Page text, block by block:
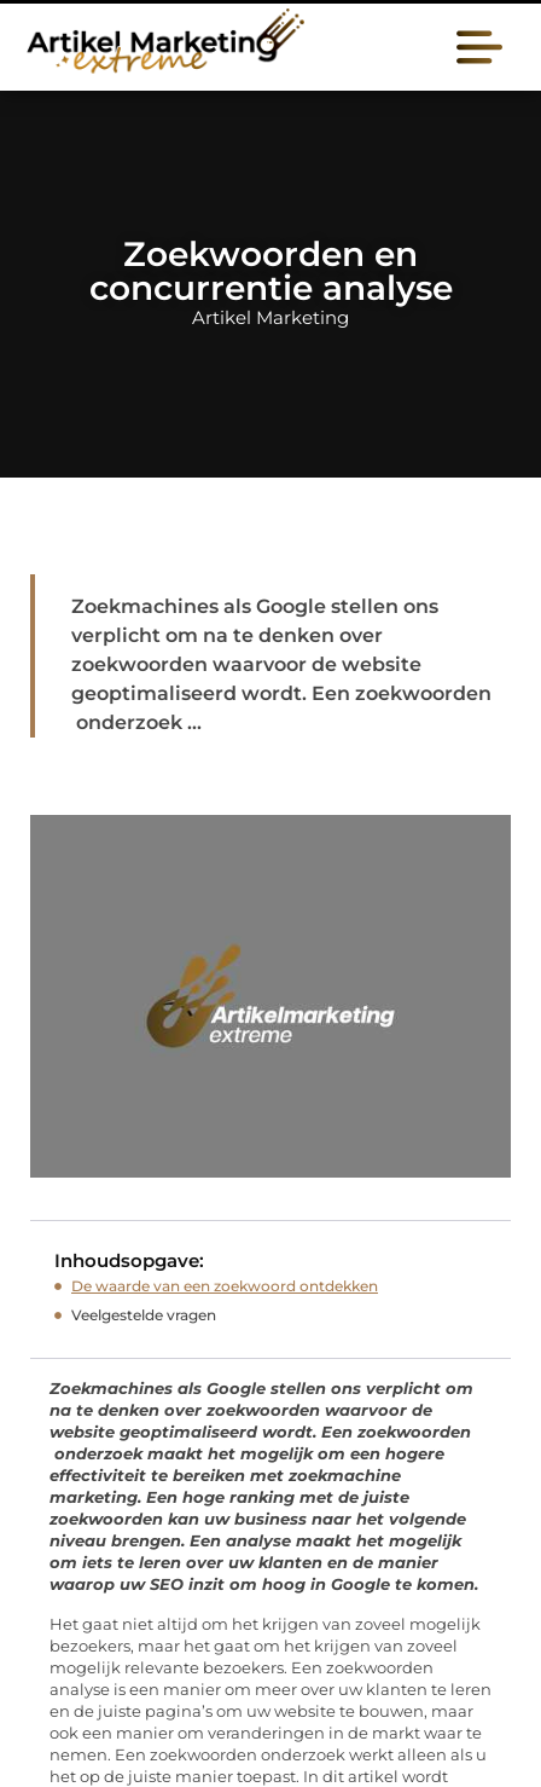
Zoekwoorden en
concurrentie analyse
Artikel Marketing
Zoekmachines als Google stellen ons
verplicht om na te denken over
zoekwoorden waarvoor de website
geoptimaliseerd wordt. Een zoekwoorden
onderzoek ...
Inhoudsopgave:
De waarde van een zoekwoord ontdekken
Veelgestelde vragen
Zoekmachines als Google stellen ons verplicht om
na te denken over zoekwoorden waarvoor de
website geoptimaliseerd wordt. Een zoekwoorden
onderzoek maakt het mogelijk om een hogere
effectiviteit te bereiken met zoekmachine
marketing. Een hoge ranking met de juiste
zoekwoorden kan uw business naar het volgende
niveau brengen. Een analyse maakt het mogelijk
om iets te leren over uw klanten en de manier
waarop uw SEO inzit om hoog in Google te komen.
Het gaat niet altijd om het krijgen van zoveel mogelijk
bezoekers, maar het gaat om het krijgen van zoveel
mogelijk relevante bezoekers. Een zoekwoorden
analyse is een manier om meer over uw klanten te leren
en de juiste pagina’s om uw website te bouwen, maar
ook een manier om veranderingen in de markt waar te
nemen. Een zoekwoorden onderzoek werkt alleen als u
het op de juiste manier toepast. In dit artikel wordt